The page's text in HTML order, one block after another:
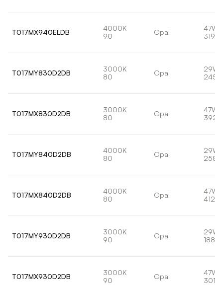
T017MX940ELDB
4000K
90
Opal
47W
T017MY830D2DB
3000K
80
Opal
29W
T017MX830D2DB
3000K
80
Opal
47W
T017MY840D2DB
4000K
80
Opal
29W
T017MX840D2DB
4000K
80
Opal
47W
T017MY930D2DB
3000K
90
Opal
29W
T017MX930D2DB
3000K
90
Opal
47W